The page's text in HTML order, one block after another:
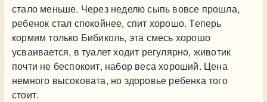
стало меньше. Через неделю сыпь вовсе прошла,
ребенок стал спокойнее, спит хорошо. Теперь
кормим только Бибиколь, эта смесь хорошо
усваивается, в туалет ходит регулярно, животик
почти не беспокоит, набор веса хороший. Цена
немного высоковата, но здоровье ребенка того
стоит.